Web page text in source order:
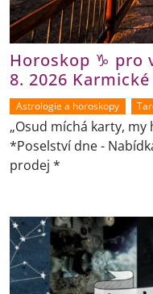
Horoskop ♑ pro
8. 2026
Astrologie a horoskopy
„Osud míchá karty,
*Poselství dne -
prodej *